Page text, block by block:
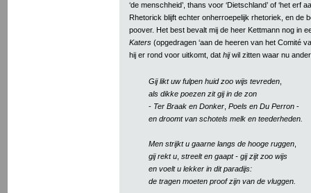
‘de menschheid’, thans voor ‘Dietschland’ of ‘het erf
Rhetorick blijft echter onherroepelijk rhetoriek, en de
poover. Het best bevalt mij de heer Kettmann nog in
Katers (opgedragen ‘aan de heeren van het Comité
hij er rond voor uitkomt, dat hijwil zitten waar nu
Gij likt uw fulpen huid zoo wijs tevreden,
als dikke poezen zit gij in de zon
- Ter Braak en Donker, Poels en Du Perron-
en droomt van schotels melk en teederheden.
Men strijkt u gaarne langs de hooge ruggen,
gij rekt u, streelt en gaapt - gij zijt zoo wijs
en voelt u lekker in dit paradijs:
de tragen moeten proof zijn van de vluggen.